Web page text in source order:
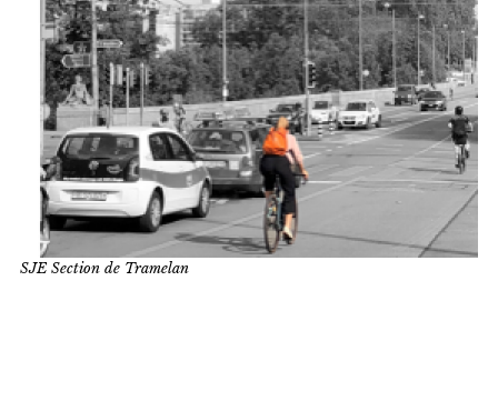
SJE Section de Tramelan